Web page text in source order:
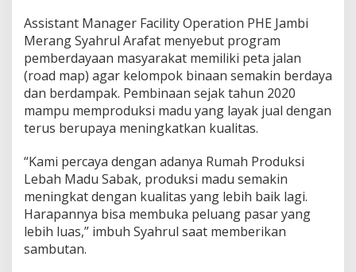
a
n
g
d
e
n
g
a
n
a
r
g
a
Assistant Manager Facility Operation PHE Jambi
Merang Syahrul Arafat menyebut program
pemberdayaan masyarakat memiliki peta jalan
(road map) agar kelompok binaan semakin berdaya
dan berdampak. Pembinaan sejak tahun 2020
mampu memproduksi madu yang layak jual dengan
terus berupaya meningkatkan kualitas.
“Kami percaya dengan adanya Rumah Produksi
Lebah Madu Sabak, produksi madu semakin
meningkat dengan kualitas yang lebih baik lagi.
Harapannya bisa membuka peluang pasar yang
lebih luas,” imbuh Syahrul saat memberikan
sambutan.